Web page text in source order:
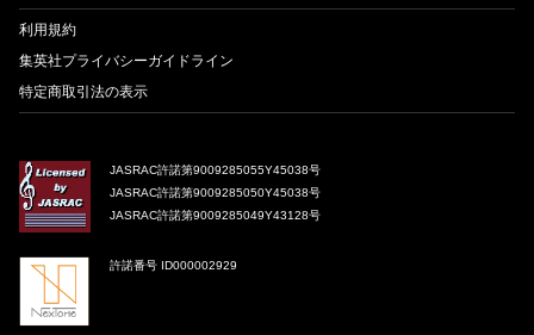
利用規約
集英社プライバシーガイドライン
特定商取引法の表示
JASRAC許諾第9009285055Y45038号
JASRAC許諾第9009285050Y45038号
JASRAC許諾第9009285049Y43128号
許諾番号 ID000002929